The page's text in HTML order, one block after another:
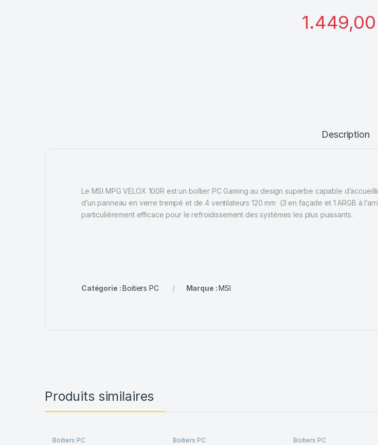
1.449,00
Description
Le MSI MPG VELOX 100R est un boîtier PC Gaming au design superbe capable
d’un panneau en verre trempé et de 4 ventilateurs 120 mm (3 en façade et 1 ARGB à
particulièrement efficace pour le refroidissement des systèmes les plus puissants.
Catégorie :Boitiers PC Marque :MSI
Produits similaires
Boitiers PC Boitiers PC Boitiers PC